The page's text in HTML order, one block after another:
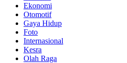
Ekonomi
Otomotif
Gaya Hidup
Foto
Internasional
Kesra
Olah Raga